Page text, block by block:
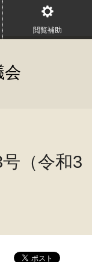
閲覧補助
会
（令和3